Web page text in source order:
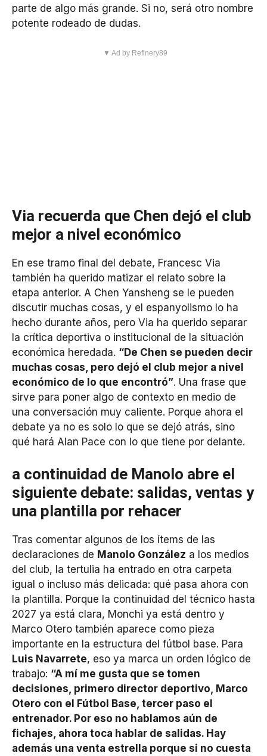
parte de algo más grande. Si no, será otro nombre
potente rodeado de dudas.
▼ Ad by Refinery89
Via recuerda que Chen dejó el club
mejor a nivel económico
En ese tramo final del debate, Francesc Via
también ha querido matizar el relato sobre la
etapa anterior. A Chen Yansheng se le pueden
discutir muchas cosas, y el espanyolismo lo ha
hecho durante años, pero Via ha querido separar
la crítica deportiva o institucional de la situación
económica heredada. “De Chen se pueden decir
muchas cosas, pero dejó el club mejor a nivel
económico de lo que encontró”. Una frase que
sirve para poner algo de contexto en medio de
una conversación muy caliente. Porque ahora el
debate ya no es solo lo que se dejó atrás, sino
qué hará Alan Pace con lo que tiene por delante.
a continuidad de Manolo abre el
siguiente debate: salidas, ventas y
una plantilla por rehacer
Tras comentar algunos de los ítems de las
declaraciones de Manolo González a los medios
del club, la tertulia ha entrado en otra carpeta
igual o incluso más delicada: qué pasa ahora con
la plantilla. Porque la continuidad del técnico hasta
2027 ya está clara, Monchi ya está dentro y
Marco Otero también aparece como pieza
importante en la estructura del fútbol base. Para
Luis Navarrete, eso ya marca un orden lógico de
trabajo: “A mí me gusta que se tomen
decisiones, primero director deportivo, Marco
Otero con el Fútbol Base, tercer paso el
entrenador. Por eso no hablamos aún de
fichajes, ahora toca hablar de salidas. Hay
además una venta estrella porque si no cuesta